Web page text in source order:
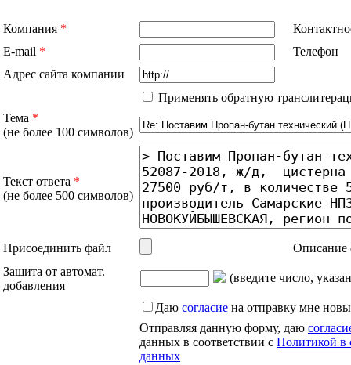
Компания *
E-mail *
Телефон
Адрес сайта компании
Применять обратную
Тема *
(не более 100 символов)
Текст ответа *
(не более 500 символов)
Присоединить файл
Описание
Защита от автомат.
добавления
(введите число,
Даю согласие на отправку мне
Отправляя данную форму, даю
данных в соответствии с Политикой в
данных